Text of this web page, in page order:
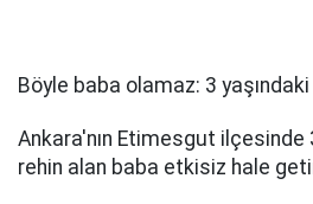
Böyle baba olamaz: 3 yaşındaki
Ankara'nın Etimesgut ilçesinde 3
rehin alan baba etkisiz hale